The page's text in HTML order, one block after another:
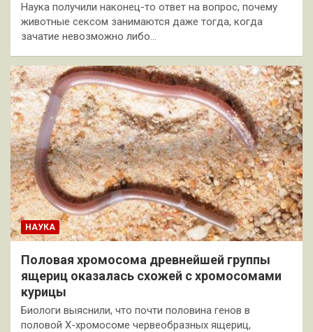
Наука получили наконец-то ответ на вопрос, почему
животные сексом занимаются даже тогда, когда
зачатие невозможно либо…
НАУКА
Половая хромосома древнейшей группы
ящериц оказалась схожей с хромосомами
курицы
Биологи выяснили, что почти половина генов в
половой Х-хромосоме червеобразных ящериц,